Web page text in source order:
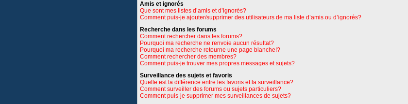
Amis et ignorés
Que sont mes listes d’amis et d’ignorés?
Comment puis-je ajouter/supprimer des utilisateurs de ma liste d’amis ou d’ignorés?
Recherche dans les forums
Comment rechercher dans les forums?
Pourquoi ma recherche ne renvoie aucun résultat?
Pourquoi ma recherche retourne une page blanche!?
Comment rechercher des membres?
Comment puis-je trouver mes propres messages et sujets?
Surveillance des sujets et favoris
Quelle est la différence entre les favoris et la surveillance?
Comment surveiller des forums ou sujets particuliers?
Comment puis-je supprimer mes surveillances de sujets?